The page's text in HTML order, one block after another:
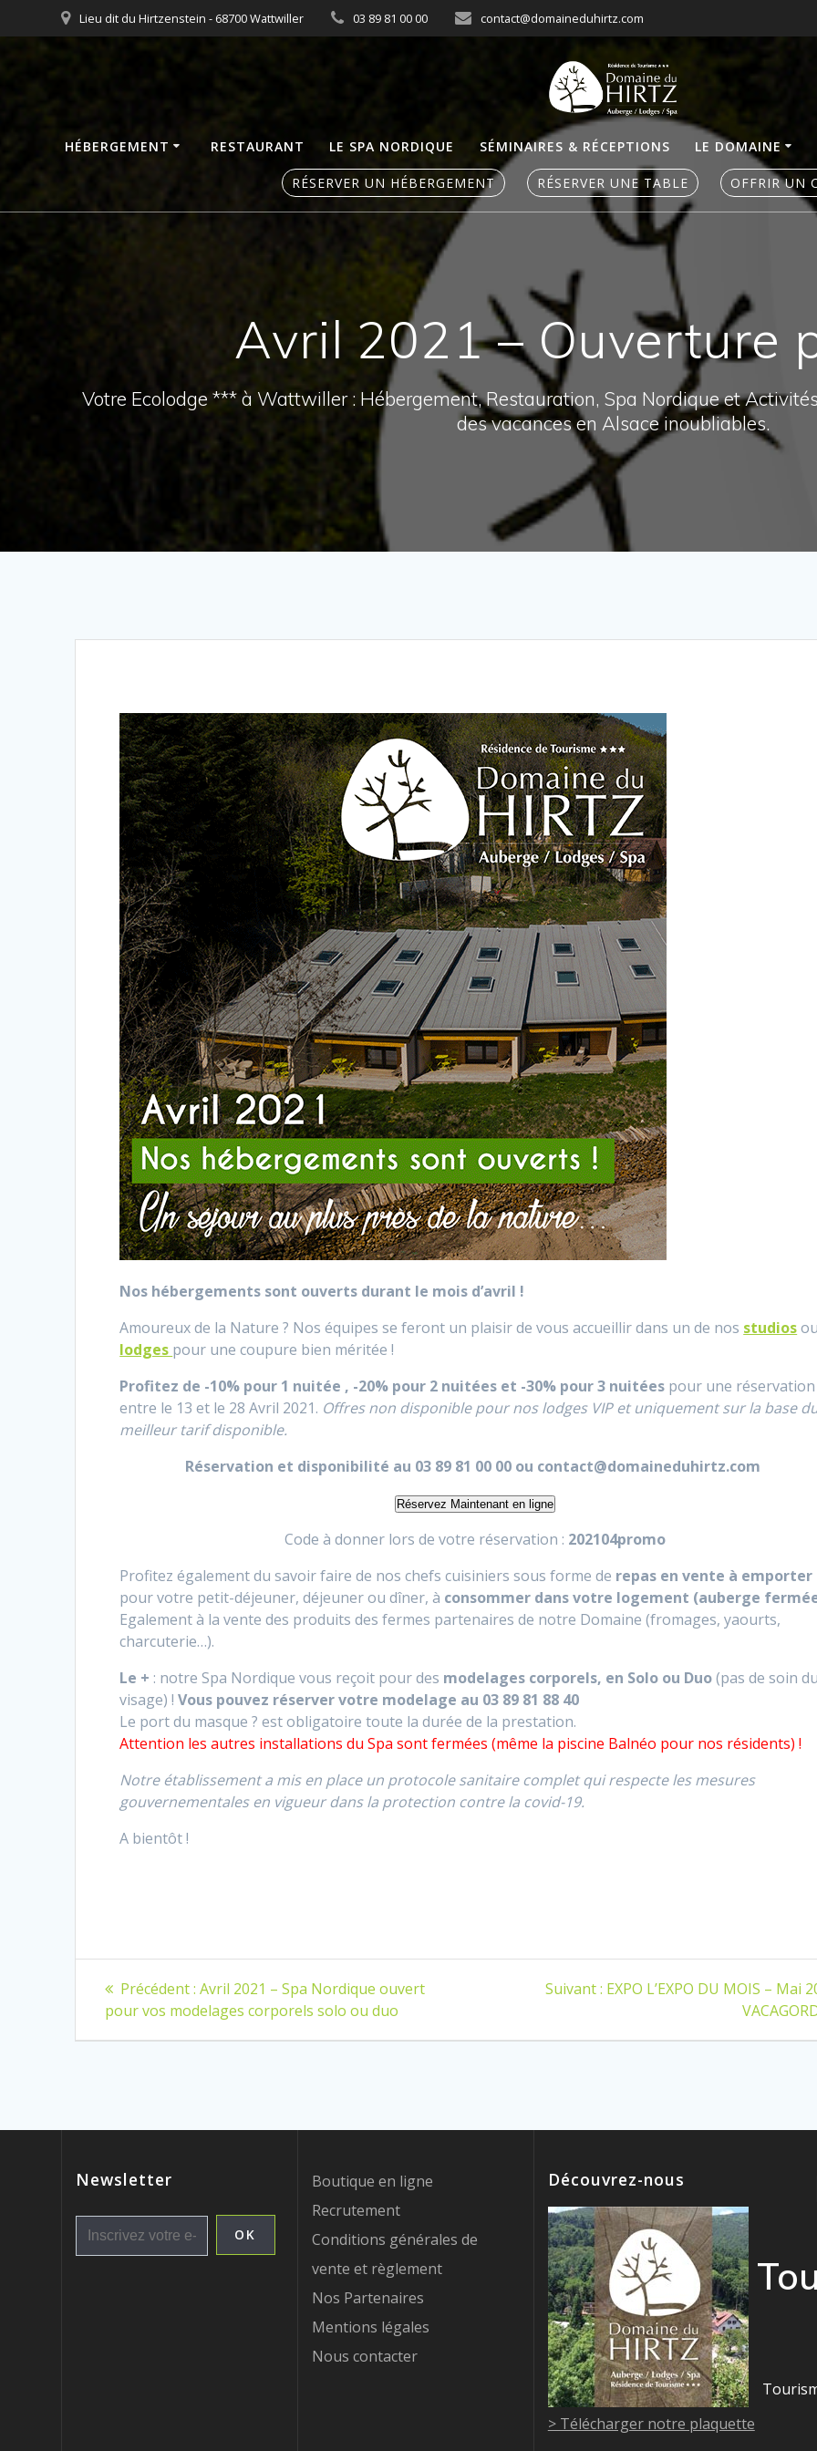
to
content
Lieu dit du Hirtzenstein - 68700 Wattwiller 03 89 81 00 00 contact@domaineduhirtz.com
HÉBERGEMENT RESTAURANT LE SPA NORDIQUE SÉMINAIRES & RÉCEPTIONS LE DOMAINE
RÉSERVER UN HÉBERGEMENT RÉSERVER UNE TABLE OFFRIR UN
Avril 2021 – Ouverture
Votre Ecolodge *** à Wattwiller : Hébergement, Restauration, Spa Nordique et
des vacances en Alsace inoubliables.
Nos hébergements sont ouverts durant le mois d’avril !
Amoureux de la Nature ? Nos équipes se feront un plaisir de vous accueillir dans un de nos studiosou
lodges pour une coupure bien méritée !
Profitez de -10% pour 1 nuitée , -20% pour 2 nuitées et -30% pour 3 nuitées pour une réservation
entre le 13 et le 28 Avril 2021. Offres non disponible pour nos lodges VIP et uniquement sur la base
meilleur tarif disponible.
Réservation et disponibilité au 03 89 81 00 00 ou contact@domaineduhirtz.com
Réservez Maintenant en ligne
Code à donner lors de votre réservation : 202104promo
Profitez également du savoir faire de nos chefs cuisiniers sous forme de repas en vente à emporter
pour votre petit-déjeuner, déjeuner ou dîner, à consommer dans votre logement (auberge
Egalement à la vente des produits des fermes partenaires de notre Domaine (fromages, yaourts,
charcuterie…).
Le + : notre Spa Nordique vous reçoit pour des modelages corporels, en Solo ou Duo(pas de soin du
visage) !Vous pouvez réserver votre modelage au 03 89 81 88 40
Le port du masque? est obligatoire toute la durée de la prestation.
Attention les autres installations du Spa sont fermées (même la piscine Balnéo pour nos résidents) !
Notre établissement a mis en place un protocole sanitaire complet qui respecte les mesures
gouvernementales en vigueur dans la protection contre la covid-19.
A bientôt !
Navigation
de
Précédent : Article
précédent
Avril 2021 – Spa Nordique ouvert
pour vos modelages corporels solo ou duo
Suivant : Article
EXPO L’EXPO DU MOIS – Mai
Newsletter
Boutique en ligne
Recrutement
Conditions générales de
vente et règlement
Nos Partenaires
Mentions légales
Nous contacter
Découvrez-nous
> Télécharger notre plaquette